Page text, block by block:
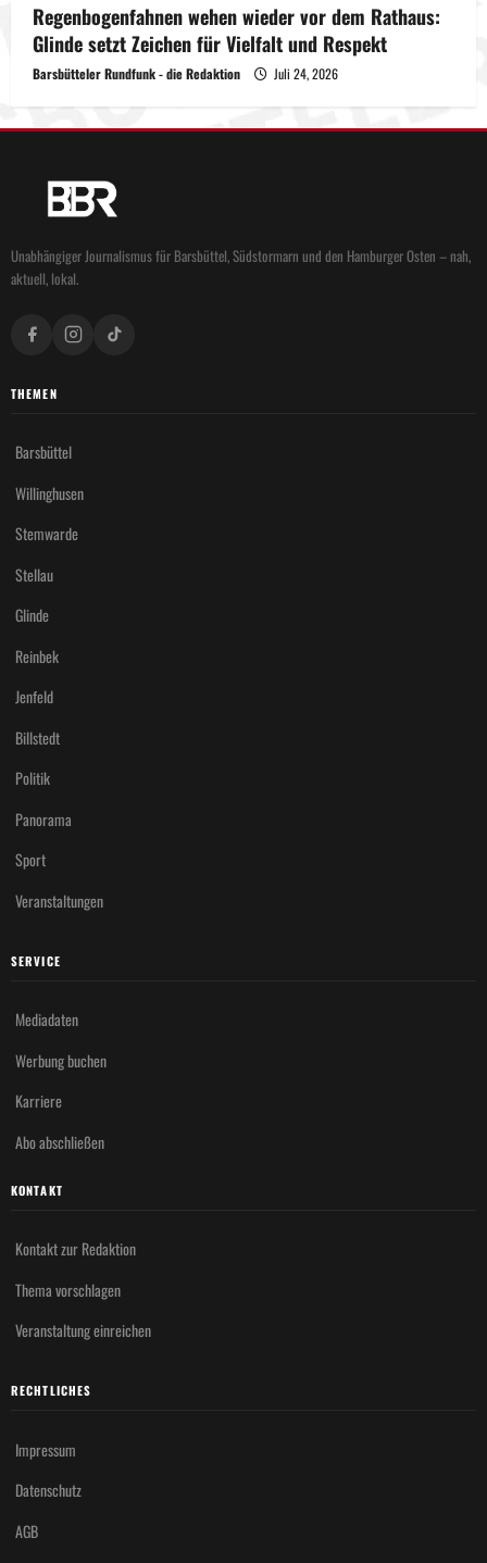
Regenbogenfahnen wehen wieder vor dem Rathaus:
Glinde setzt Zeichen für Vielfalt und Respekt
Barsbütteler Rundfunk - die Redaktion Juli 24, 2026
Unabhängiger Journalismus für Barsbüttel, Südstormarn und den Hamburger Osten – nah,
aktuell, lokal.
THEMEN
Barsbüttel
Willinghusen
Stemwarde
Stellau
Glinde
Reinbek
Jenfeld
Billstedt
Politik
Panorama
Sport
Veranstaltungen
SERVICE
Mediadaten
Werbung buchen
Karriere
Abo abschließen
KONTAKT
Kontakt zur Redaktion
Thema vorschlagen
Veranstaltung einreichen
RECHTLICHES
Impressum
Datenschutz
AGB